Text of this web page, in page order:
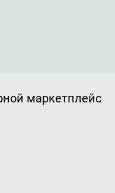
маркетплейс